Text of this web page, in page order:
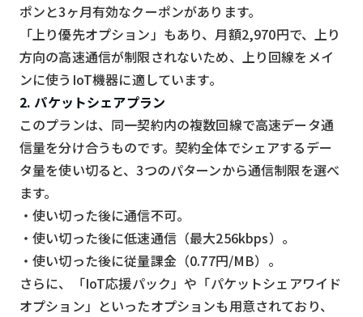
ポンと3ヶ月有効なクーポンがあります。
「上り優先オプション」もあり、月額2,970円で、上り
方向の高速通信が制限されないため、上り回線をメイ
ンに使うIoT機器に適しています。
2. パケットシェアプラン
このプランは、同一契約内の複数回線で高速データ通
信量を分け合うものです。契約全体でシェアするデー
タ量を使い切ると、3つのパターンから通信制限を選べ
ます。
・使い切った後に通信不可。
・使い切った後に低速通信（最大256kbps）。
・使い切った後に従量課金（0.77円/MB）。
さらに、「IoT応援パック」や「パケットシェアワイド
オプション」といったオプションも用意されており、